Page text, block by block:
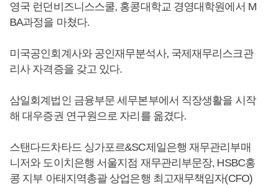
영국 런던비즈니스스쿨, 홍콩대학교 경영대학원에서 M
BA과정을 마쳤다.
미국공인회계사와 공인재무분석사, 국제재무리스크관
리사 자격증을 갖고 있다.
삼일회계법인 금융부문 세무본부에서 직장생활을 시작
해 대우증권 연구원으로 자리를 옮겼다.
스탠다드차타드 싱가포르&SC제일은행 재무관리부매
니저와 도이치은행 서울지점 재무관리부문장, HSBC홍
콩 지부 아태지역총괄 상업은행 최고재무책임자(CFO)